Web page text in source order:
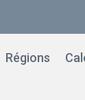
Régions